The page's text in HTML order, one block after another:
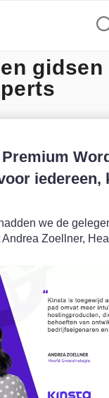
gidsen
iedereen,
we de
Zoellner,